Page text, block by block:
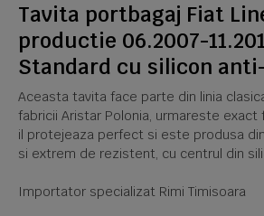
Tavita portbagaj Fiat
productie 06.2007-
Standard cu silicon
Aceasta tavita face parte din linia
fabricii Aristar Polonia, urmareste exact
il protejeaza perfect si este produsa
si extrem de rezistent, cu centrul din
Importator specializat Rimi Timisoara